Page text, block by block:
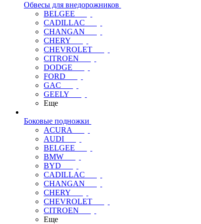
Обвесы для внедорожников
BELGEE
CADILLAC
CHANGAN
CHERY
CHEVROLET
CITROEN
DODGE
FORD
GAC
GEELY
Еще
Боковые подножки
ACURA
AUDI
BELGEE
BMW
BYD
CADILLAC
CHANGAN
CHERY
CHEVROLET
CITROEN
Еще